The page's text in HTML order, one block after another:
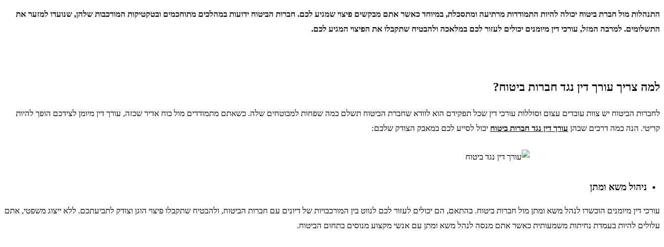
התנהלות מול חברת ביטוח יכולה להיות התמודדות מרתיעה ומתסכלת, במיוחד כאשר אתם מבקשים פיצוי שמגיע לכם. חברות הביטוח ידועות במהלכים מתוחכמים ובטקטיקות המורכבות שלהן, שנועדו למזער את
התשלומים. למרבה המזל, עורכי דין מיומנים יכולים לעזור לכם במלאכה ולהבטיח שתקבלו את הפיצוי המגיע לכם.
למה צריך עורך דין נגד חברות ביטוח?
לחברות הביטוח יש צוות עובדים עצום וסוללות עורכי דין שכל תפקידם הוא לוודא שחברת הביטוח תשלם כמה שפחות למבוטחים שלה. כשאתם מתמודדים מול כוח אדיר שכזה, עורך דין מיומן לצידכם הופך להיות
קריטי. הנה כמה דרכים שבהן עורך דין נגד חברות ביטוח יכול לסייע לכם במאבק הצודק שלכם:
ניהול משא ומתן
עורכי דין מיומנים הוכשרו לנהל משא ומתן מול חברות ביטוח. בהתאם, הם יכולים לעזור לכם לנווט בין המורכבויות של דיונים עם חברות הביטוח, ולהבטיח שתקבלו פיצוי הוגן וצודק לתביעתכם. ללא ייצוג משפטי, אתם
עלולים להיות בעמדת נחיתות משמעותית כאשר אתם מנסה לנהל משא ומתן עם אנשי מקצוע מנוסים בתחום הביטוח.